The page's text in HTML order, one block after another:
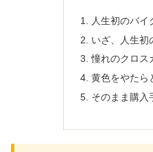
人生初のバイ
いざ、人生初
憧れのクロス
黄色をやたら
そのまま購入